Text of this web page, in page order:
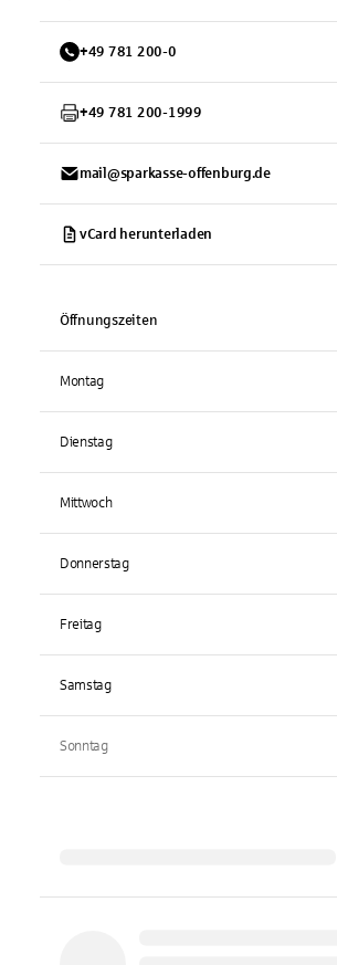
+49 781 200-0
+49 781 200-1999
mail@sparkasse-offenburg.de
vCard herunterladen
Öffnungszeiten
Montag
Dienstag
Mittwoch
Donnerstag
Freitag
Samstag
Sonntag